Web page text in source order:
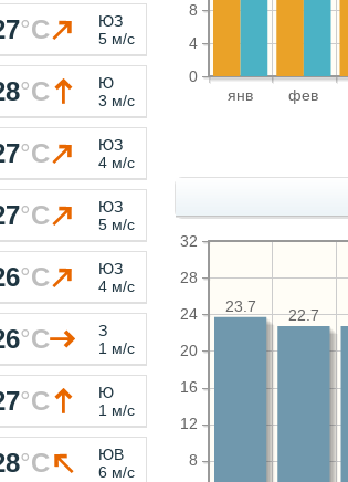
янв фев
0
4
8
8
12
16
20
24
28
32
22.7
23.7
°C
ЮЗ
5 м/с
°C
Ю
3 м/с
°C
ЮЗ
4 м/с
°C
ЮЗ
5 м/с
°C
ЮЗ
4 м/с
°C
З
1 м/с
°C
Ю
1 м/с
°C
ЮВ
6 м/с